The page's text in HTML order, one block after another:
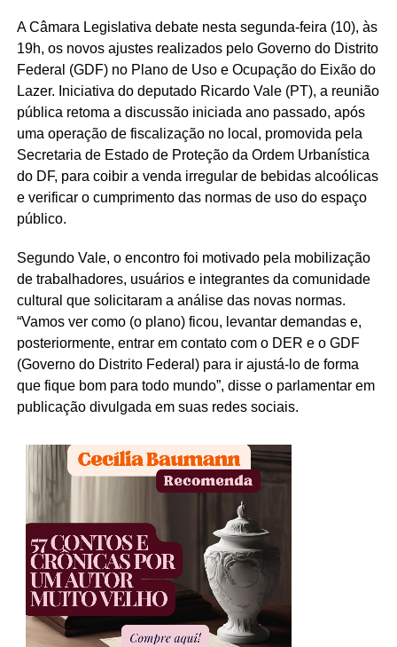
A Câmara Legislativa debate nesta segunda-feira (10), às
19h, os novos ajustes realizados pelo Governo do Distrito
Federal (GDF) no Plano de Uso e Ocupação do Eixão do
Lazer. Iniciativa do deputado Ricardo Vale (PT), a reunião
pública retoma a discussão iniciada ano passado, após
uma operação de fiscalização no local, promovida pela
Secretaria de Estado de Proteção da Ordem Urbanística
do DF, para coibir a venda irregular de bebidas alcoólicas
e verificar o cumprimento das normas de uso do espaço
público.
Segundo Vale, o encontro foi motivado pela mobilização
de trabalhadores, usuários e integrantes da comunidade
cultural que solicitaram a análise das novas normas.
“Vamos ver como (o plano) ficou, levantar demandas e,
posteriormente, entrar em contato com o DER e o GDF
(Governo do Distrito Federal) para ir ajustá-lo de forma
que fique bom para todo mundo”, disse o parlamentar em
publicação divulgada em suas redes sociais.